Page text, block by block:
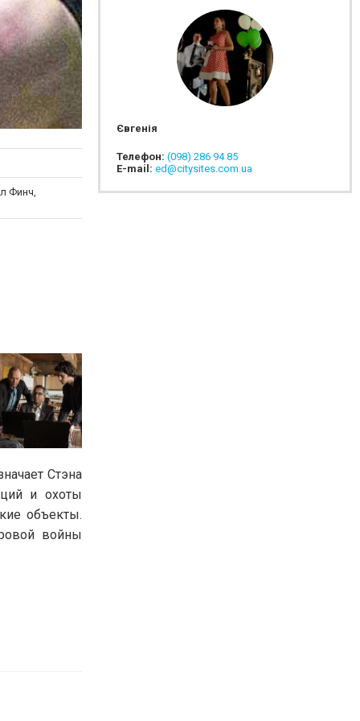
Финч,
Стэна
и охоты
объекты.
войны
Євгенія
Телефон: (098) 286 94 85
E-mail: ed@citysites.com.ua